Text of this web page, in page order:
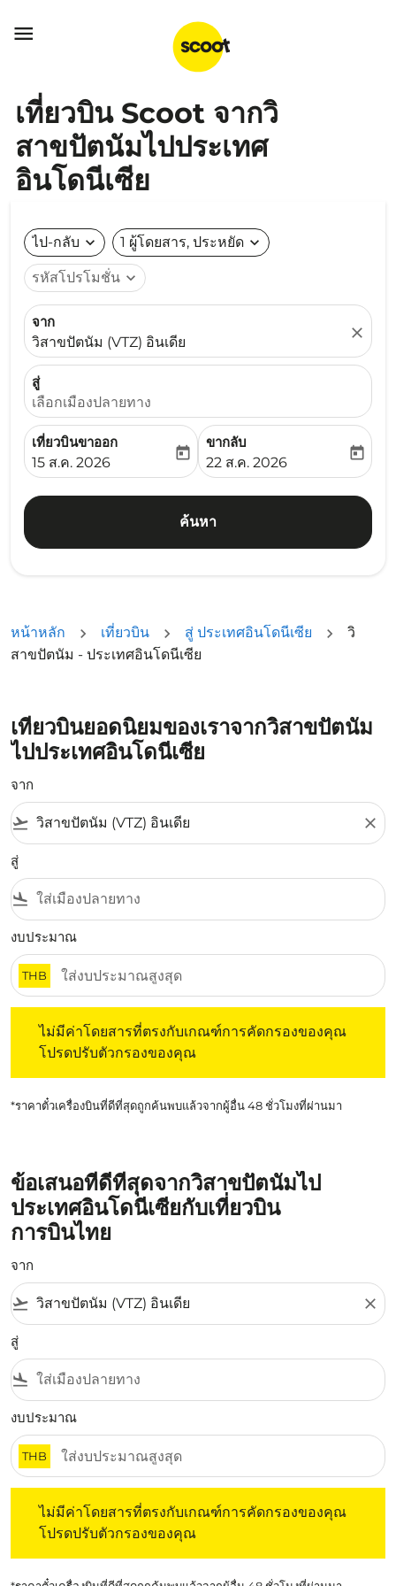

เที่ยวบิน Scoot จากวิ
สาขปัตนัมไปประเทศ
อินโดนีเซีย
ไป-กลับ expand_more 1 ผู้โดยสาร, ประหยัด expand_more
รหัสโปรโมชั่น expand_more
จาก
วิสาขปัตนัม (VTZ) อินเดีย
close
สู่
เลือกเมืองปลายทาง
เที่ยวบินขาออก
fc-booking-departure-date-aria-label
15 ส.ค. 2026
today
ขากลับ
fc-booking-return-date-
22 ส.ค. 2026
today
ค้นหา
หน้าหลัก เที่ยวบิน สู่ ประเทศอินโดนีเซีย
วิ
สาขปัตนัม - ประเทศอินโดนีเซีย
เที่ยวบินยอดนิยมของเราจากวิสาขปัตนัม
ไปประเทศอินโดนีเซีย
จาก
flight_takeoff close
สู่
flight_land
งบประมาณ
THB
ไม่มีค่าโดยสารที่ตรงกับเกณฑ์การคัดกรองของคุณ
โปรดปรับตัวกรองของคุณ
*ราคาตั๋วเครื่องบินที่ดีที่สุดถูกค้นพบแล้วจากผู้อื่น 48 ชั่วโมงที่ผ่านมา
ข้อเสนอที่ดีที่สุดจากวิสาขปัตนัมไป
ประเทศอินโดนีเซียกับเที่ยวบิน
การบินไทย
จาก
flight_takeoff close
สู่
flight_land
งบประมาณ
THB
ไม่มีค่าโดยสารที่ตรงกับเกณฑ์การคัดกรองของคุณ
โปรดปรับตัวกรองของคุณ